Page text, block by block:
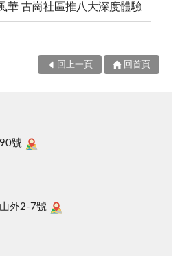
華 古崗社區推八大深度體驗
回上一頁 回首頁
號
外2-7號